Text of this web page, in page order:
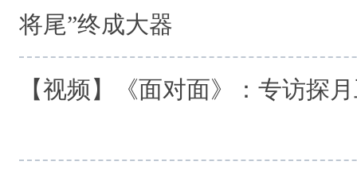
将尾”终成大器
【视频】《面对面》：专访探